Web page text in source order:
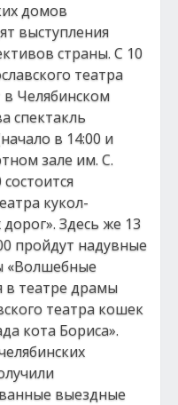
домов
выступления
страны. С 10
театра
в Челябинском
спектакль
в 14:00 и
зале им. С.
кукол-
Здесь же 13
пройдут надувные
«Волшебные
в театре драмы
театра кошек
кота Бориса».
выездные